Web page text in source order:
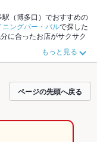
（博多口）でおすすめの
ニングバー・バルで探した
に合ったお店がサクサク
もチェックしてみてく
はもちろん、こだわりメ
なネット予約が使えるお
会にも、デートやパーテ
ください。
もっと見る
ページの先頭へ戻る